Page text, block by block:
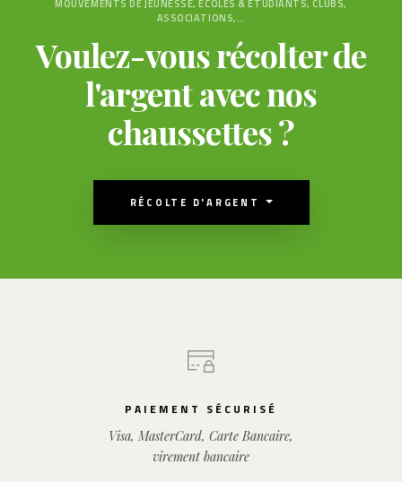
MOUVEMENTS DE JEUNESSE, ÉCOLES & ÉTUDIANTS, CLUBS,
ASSOCIATIONS,…
Voulez-vous récolter de
l'argent avec nos
chaussettes ?
RÉCOLTE D'ARGENT
PAIEMENT SÉCURISÉ
Visa, MasterCard, Carte Bancaire,
virement bancaire